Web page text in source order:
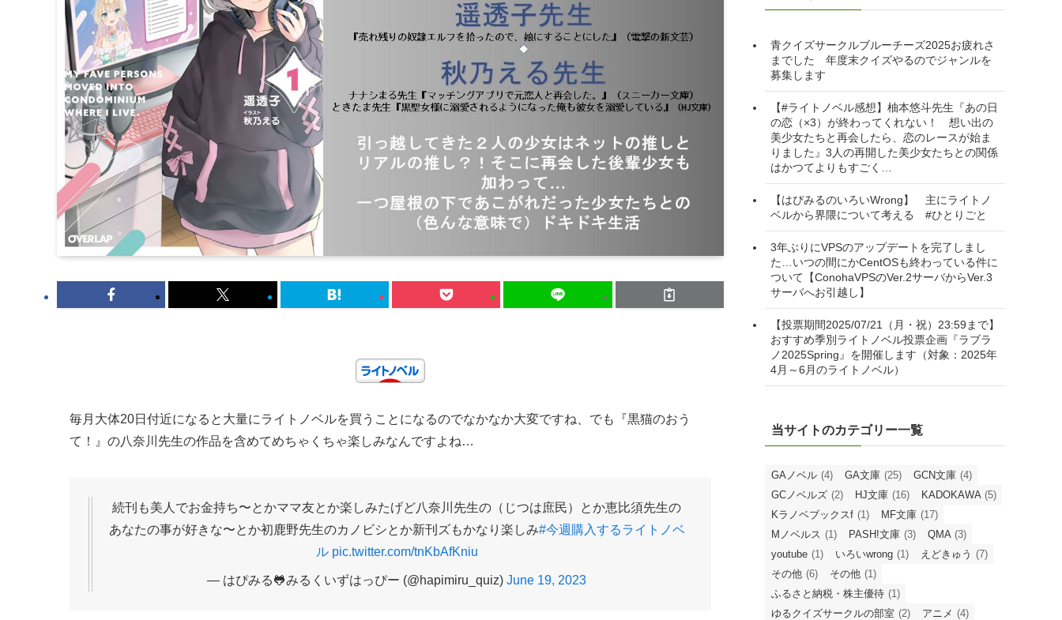
毎月大体20日付近になると大量にライトノベルを買うことになるのでなかなか大変ですね、でも『黒猫のおう
て！』の八奈川先生の作品を含めてめちゃくちゃ楽しみなんですよね…
続刊も美人でお金持ち〜とかママ友とか楽しみたげど八奈川先生の（じつは庶民）とか恵比須先生の
あなたの事が好きな〜とか初鹿野先生のカノビシとか新刊ズもかなり楽しみ#今週購入するライトノベ
ル pic.twitter.com/tnKbAfKniu
— はぴみる🐸みるくいずはっぴー (@hapimiru_quiz) June 19, 2023
青クイズサークルブルーチーズ2025お疲れさ
までした 年度末クイズやるのでジャンルを
募集します
【#ライトノベル感想】柚本悠斗先生『あの日
の恋（×3）が終わってくれない！ 想い出の
美少女たちと再会したら、恋のレースが始ま
りました』3人の再開した美少女たちとの関係
はかつてよりもすごく…
【はぴみるのいろいWrong】 主にライトノ
ベルから界隈について考える #ひとりごと
3年ぶりにVPSのアップデートを完了しまし
た…いつの間にかCentOSも終わっている件に
ついて【ConohaVPSのVer.2サーバからVer.3
サーバへお引越し】
【投票期間2025/07/21（月・祝）23:59まで】
おすすめ季別ライトノベル投票企画『ラブラ
ノ2025Spring』を開催します（対象：2025年
4月～6月のライトノベル）
当サイトのカテゴリー一覧
GAノベル (4) GA文庫 (25) GCN文庫 (4)
GCノベルズ (2) HJ文庫 (16) KADOKAWA (5)
Kラノベブックスf (1) MF文庫 (17)
Mノベルス (1) PASH!文庫 (3) QMA (3)
youtube (1) いろいwrong (1) えどきゅう (7)
その他 (6) その他 (1)
ふるさと納税・株主優待 (1)
ゆるクイズサークルの部室 (2) アニメ (4)